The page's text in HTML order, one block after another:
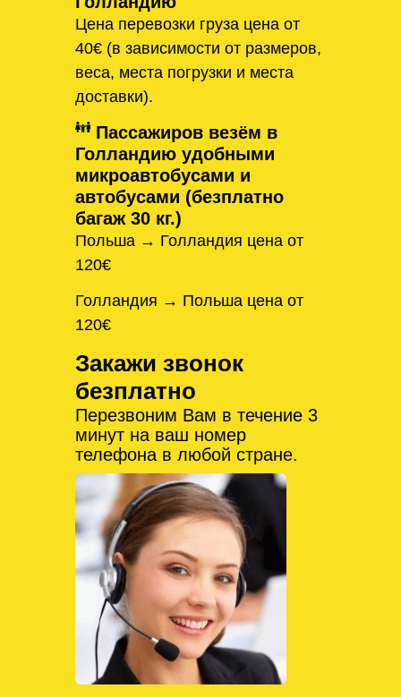
Цена перевозки груза цена от
40€ (в зависимости от размеров,
веса, места погрузки и места
доставки).
Пассажиров везём в
Голландию удобными
микроавтобусами и
автобусами (безплатно
багаж 30 кг.)
Польша → Голландия цена от
120€
Голландия → Польша цена от
120€
Закажи звонок
безплатно
Перезвоним Вам в течение 3
минут на ваш номер
телефона в любой стране.